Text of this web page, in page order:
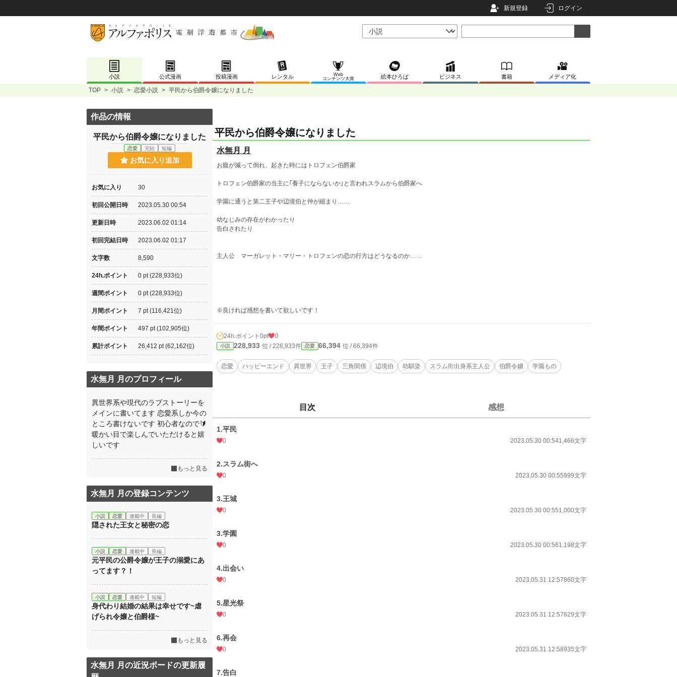
新規登録 ログイン
小説 公式漫画 投稿漫画 レンタル
Web
コンテンツ大賞
絵本ひろば ビジネス 書籍 メディア化
TOP > 小説 > 恋愛小説 > 平民から伯爵令嬢になりました
平民から伯爵令嬢になりました
水無月 月
お腹が減って倒れ、起きた時にはトロフェン伯爵家
トロフェン伯爵家の当主に｢養子にならないか｣と言われスラムから伯爵家へ
学園に通うと第二王子や辺境伯と仲が縮まり……
幼なじみの存在がわかったり
告白されたり
主人公 マーガレット・マリー・トロフェンの恋の行方はどうなるのか……
※良ければ感想を書いて欲しいです！
24h.ポイント 0pt 0
小説 228,933 位 / 228,933件 恋愛 66,394 位 / 66,394件
恋愛 ハッピーエンド 異世界 王子 三角関係 辺境伯 幼馴染 スラム街出身系主人公 伯爵令嬢 学園もの
目次 感想
1.平民
0 2023.05.30 00:541,466文字
2.スラム街へ
0 2023.05.30 00:55999文字
3.王城
0 2023.05.30 00:551,000文字
3.学園
0 2023.05.30 00:561,198文字
4.出会い
0 2023.05.31 12:57860文字
5.星光祭
0 2023.05.31 12:57829文字
6.再会
0 2023.05.31 12:58935文字
7.告白
作品の情報
平民から伯爵令嬢になりました
恋愛 完結 短編
お気に入り追加
お気に入り 30
初回公開日時 2023.05.30 00:54
更新日時 2023.06.02 01:14
初回完結日時 2023.06.02 01:17
文字数 8,590
24h.ポイント 0 pt (228,933位)
週間ポイント 0 pt (228,933位)
月間ポイント 7 pt (116,421位)
年間ポイント 497 pt (102,905位)
累計ポイント 26,412 pt (62,162位)
水無月 月のプロフィール
異世界系や現代のラブストーリーを
メインに書いてます 恋愛系しか今の
ところ書けないです 初心者なので🔰
暖かい目で楽しんでいただけると嬉
しいです
もっと見る
水無月 月の登録コンテンツ
小説 恋愛 連載中 長編
隠された王女と秘密の恋
小説 恋愛 連載中 長編
元平民の公爵令嬢が王子の溺愛にあ
ってます？！
小説 恋愛 連載中 短編
身代わり結婚の結果は幸せです~虐
げられ令嬢と伯爵様~
もっと見る
水無月 月の近況ボードの更新履